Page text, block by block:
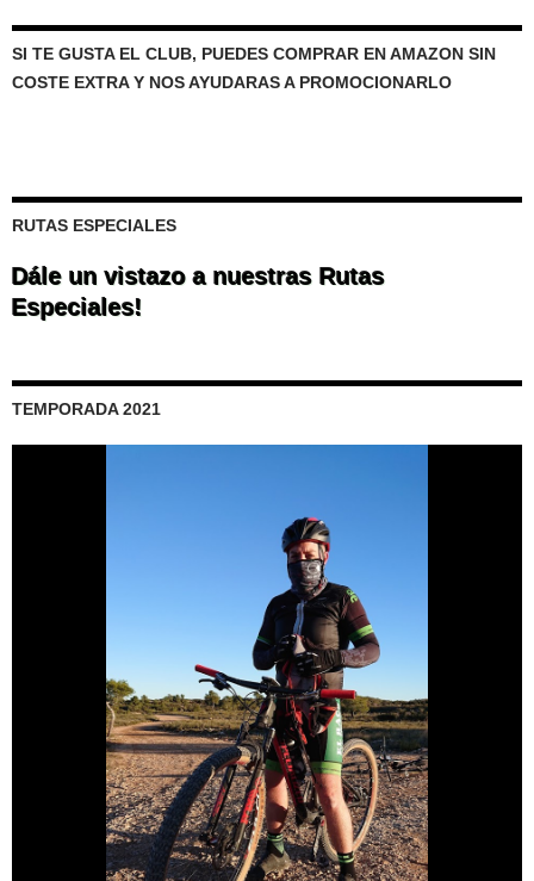
SI TE GUSTA EL CLUB, PUEDES COMPRAR EN AMAZON SIN
COSTE EXTRA Y NOS AYUDARAS A PROMOCIONARLO
RUTAS ESPECIALES
Dále un vistazo a nuestras Rutas
Especiales!
TEMPORADA 2021